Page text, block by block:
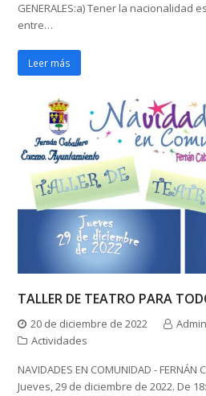
GENERALES:a) Tener la nacionalidad
entre…
Leer más
TALLER DE TEATRO PARA
20 de diciembre de 2022
Actividades
NAVIDADES EN COMUNIDAD - FERNÁN
Jueves, 29 de diciembre de 2022. De